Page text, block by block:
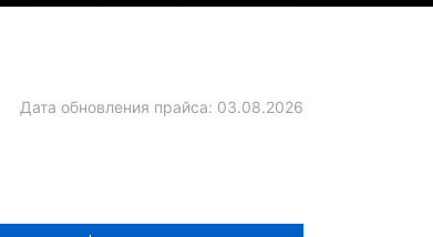
Дата обновления прайса: 03.08.2026